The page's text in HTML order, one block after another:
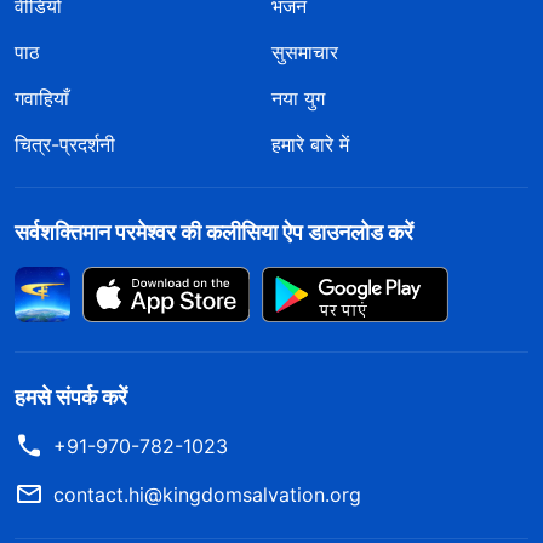
वीडियो
भजन
पाठ
सुसमाचार
गवाहियाँ
नया युग
चित्र-प्रदर्शनी
हमारे बारे में
सर्वशक्तिमान परमेश्वर की कलीसिया ऐप डाउनलोड करें
हमसे संपर्क करें
+91-970-782-1023
contact.hi@kingdomsalvation.org